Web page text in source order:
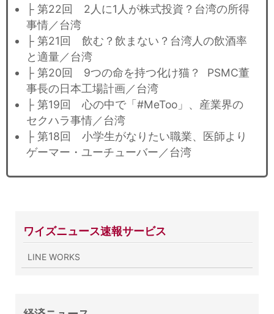
├ 第22回 2人に1人が株式投資？台湾の所得
事情／台湾
├ 第21回 飲む？飲まない？台湾人の飲酒率
と適量／台湾
├ 第20回 9つの命を持つ化け猫？ PSMC董
事長の日本工場計画／台湾
├ 第19回 心の中で「#MeToo」、産業界の
セクハラ事情／台湾
├ 第18回 小学生がなりたい職業、医師より
ゲーマー・ユーチューバー／台湾
ワイズニュース速報サービス
LINE WORKS